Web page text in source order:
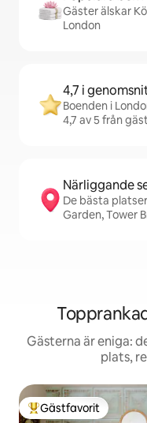
Gäster älskar
London
4,7 i
Boenden i
4,7 av 5 från
Närliggande
De bästa
Garden, Tower
Gästerna är eniga:
plats,
Populär gästfavorit
Gästfavorit